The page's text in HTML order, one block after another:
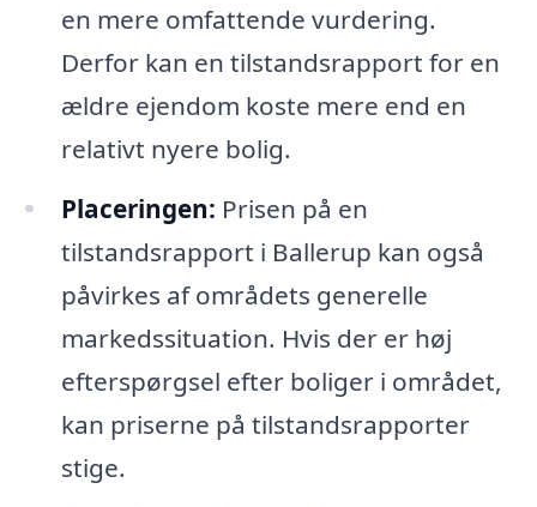
en mere omfattende vurdering.
Derfor kan en tilstandsrapport for en
ældre ejendom koste mere end en
relativt nyere bolig.
Placeringen: Prisen på en
tilstandsrapport i Ballerup kan også
påvirkes af områdets generelle
markedssituation. Hvis der er høj
efterspørgsel efter boliger i området,
kan priserne på tilstandsrapporter
stige.